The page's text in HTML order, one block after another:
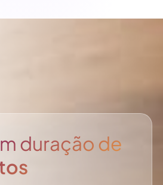
duração de